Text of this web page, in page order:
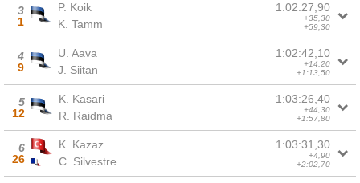
3
1
P. Koik
K. Tamm
1:02:27,90
+35,30
+59,30
4
9
U. Aava
J. Siitan
1:02:42,10
+14,20
+1:13,50
5
12
K. Kasari
R. Raidma
1:03:26,40
+44,30
+1:57,80
6
26
K. Kazaz
C. Silvestre
1:03:31,30
+4,90
+2:02,70